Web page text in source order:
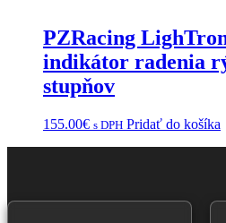
PZRacing
indikátor radenia
stupňov
155.00€ s DPH Pridať do košíka